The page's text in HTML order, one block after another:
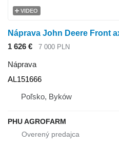
VIDEO
1 626 € 7 000 PLN
Náprava
AL151666
Poľsko, Byków
PHU AGROFARM